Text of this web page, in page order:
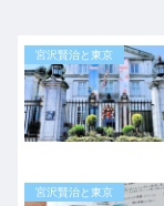
宮沢賢治と東京
宮沢賢治と東京